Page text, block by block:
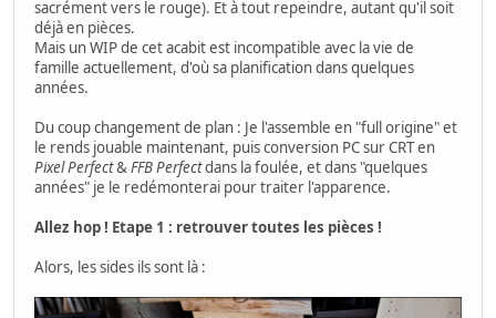
sacrément vers le rouge). Et à tout repeindre, autant qu'il soit
déjà en pièces.
Mais un WIP de cet acabit est incompatible avec la vie de
famille actuellement, d'où sa planification dans quelques
années.
Du coup changement de plan : Je l'assemble en "full origine" et
le rends jouable maintenant, puis conversion PC sur CRT en
Pixel Perfect&FFB Perfectdans la foulée, et dans "quelques
années" je le redémonterai pour traiter l'apparence.
Allez hop ! Etape 1 : retrouver toutes les pièces !
Alors, les sides ils sont là :